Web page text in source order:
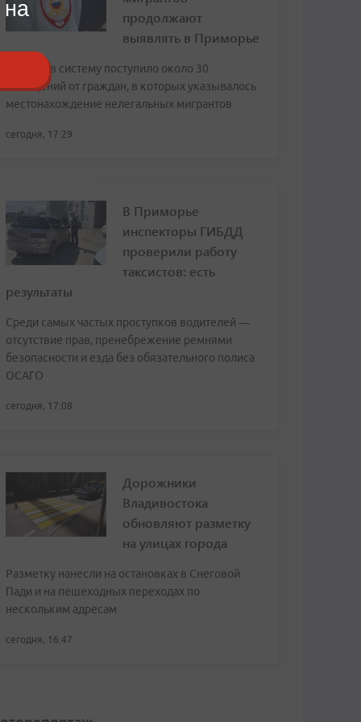
продолжают
выявлять в Приморье
За июль в систему поступило около 30
сообщений от граждан, в которых указывалось
местонахождение нелегальных мигрантов
сегодня, 17:29
В Приморье
инспекторы ГИБДД
проверили работу
таксистов: есть
результаты
Среди самых частых проступков водителей —
отсутствие прав, пренебрежение ремнями
безопасности и езда без обязательного полиса
ОСАГО
сегодня, 17:08
Дорожники
Владивостока
обновляют разметку
на улицах города
Разметку нанесли на остановках в Снеговой
Пади и на пешеходных переходах по
нескольким адресам
сегодня, 16:47